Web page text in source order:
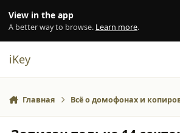
View in the app
A better way to browse. Learn more.
iKey
Главная Всё о домофонах и